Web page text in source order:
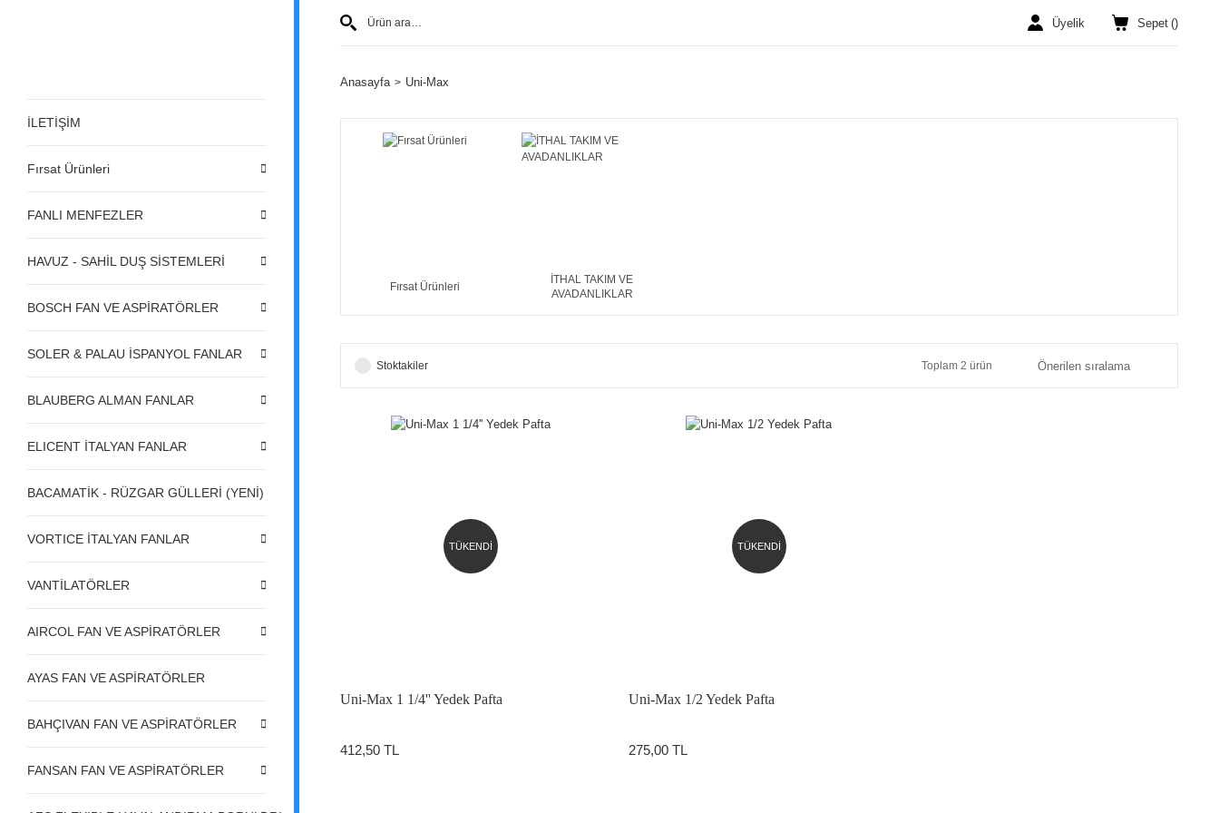
İLETİŞİM
Fırsat Ürünleri
FANLI MENFEZLER
HAVUZ - SAHİL DUŞ SİSTEMLERİ
BOSCH FAN VE ASPİRATÖRLER
SOLER & PALAU İSPANYOL FANLAR
BLAUBERG ALMAN FANLAR
ELICENT İTALYAN FANLAR
BACAMATİK - RÜZGAR GÜLLERİ (YENİ)
VORTICE İTALYAN FANLAR
VANTİLATÖRLER
AIRCOL FAN VE ASPİRATÖRLER
AYAS FAN VE ASPİRATÖRLER
BAHÇIVAN FAN VE ASPİRATÖRLER
FANSAN FAN VE ASPİRATÖRLER
Üyelik Sepet ()
Anasayfa Uni-Max
Fırsat Ürünleri
İTHAL TAKIM VE
AVADANLIKLAR
Stoktakiler Toplam 2 ürün
TÜKENDİ
Uni-Max 1 1/4'' Yedek Pafta
412,50 TL
TÜKENDİ
Uni-Max 1/2 Yedek Pafta
275,00 TL